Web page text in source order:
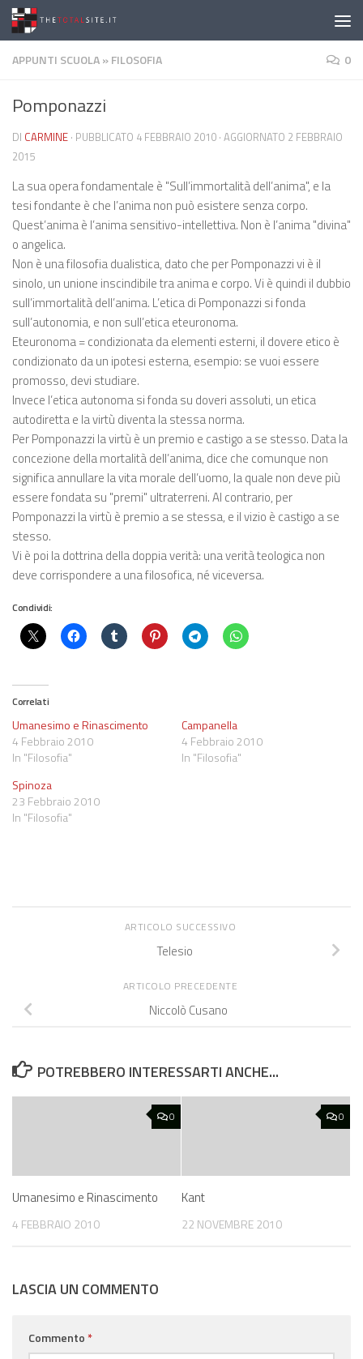
Salta al contenuto
APPUNTI SCUOLA»FILOSOFIA 0
Pomponazzi
DI CARMINE · PUBBLICATO 4 FEBBRAIO 2010 · AGGIORNATO 2 FEBBRAIO
2015
La sua opera fondamentale è "Sull’immortalità dell’anima", e la
tesi fondante è che l’anima non può esistere senza corpo.
Quest’anima è l’anima sensitivo-intellettiva. Non è l’anima "divina"
o angelica.
Non è una filosofia dualistica, dato che per Pomponazzi vi è il
sinolo, un unione inscindibile tra anima e corpo. Vi è quindi il dubbio
sull’immortalità dell’anima. L’etica di Pomponazzi si fonda
sull’autonomia, e non sull’etica eteuronoma.
Eteuronoma = condizionata da elementi esterni, il dovere etico è
condizionato da un ipotesi esterna, esempio: se vuoi essere
promosso, devi studiare.
Invece l’etica autonoma si fonda su doveri assoluti, un etica
autodiretta e la virtù diventa la stessa norma.
Per Pomponazzi la virtù è un premio e castigo a se stesso. Data la
concezione della mortalità dell’anima, dice che comunque non
significa annullare la vita morale dell’uomo, la quale non deve più
essere fondata su "premi" ultraterreni. Al contrario, per
Pomponazzi la virtù è premio a se stessa, e il vizio è castigo a se
stesso.
Vi è poi la dottrina della doppia verità: una verità teologica non
deve corrispondere a una filosofica, né viceversa.
Condividi:
Correlati
Umanesimo e Rinascimento
4 Febbraio 2010
In "Filosofia"
Campanella
4 Febbraio 2010
In "Filosofia"
Spinoza
23 Febbraio 2010
In "Filosofia"
ARTICOLO SUCCESSIVO
Telesio
ARTICOLO PRECEDENTE
Niccolò Cusano
POTREBBERO INTERESSARTI ANCHE...
0
Umanesimo e Rinascimento
4 FEBBRAIO 2010
0
Kant
22 NOVEMBRE 2010
LASCIA UN COMMENTO
Commento *